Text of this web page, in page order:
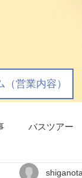
（営業内容）
バスツアー